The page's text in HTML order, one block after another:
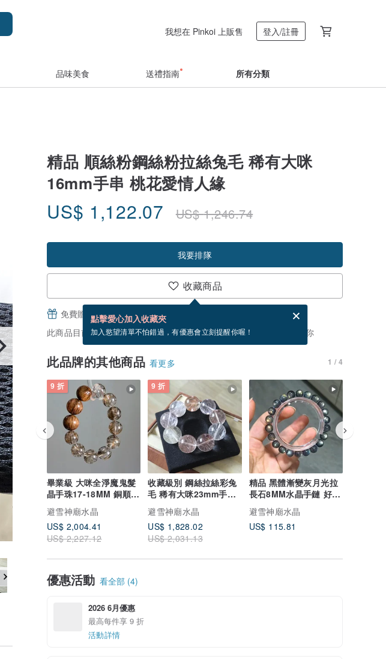
我想在 Pinkoi 上販售 登入/註冊
品味美食 送禮指南 所有分類
精品 順絲粉鋼絲粉拉絲兔毛 稀有大咪
16mm手串 桃花愛情人緣
US$ 1,122.07 US$1,246.74
我要排隊
收藏商品
點擊愛心加入收藏夾
加入慾望清單不怕錯過，有優惠會立刻提醒你喔！
免費贈送電子賀卡，結帳完成後填寫
此商品目前沒現貨，你可以按「我要排隊」，當有貨會主動發信通知你
此品牌的其他商品 看更多 1 / 4
9 折
畢業級 大咪全淨魔鬼髮
晶手珠17-18MM 銅順髮
正財事業氣場
避雪神廟水晶
US$ 2,004.41
US$ 2,227.12
9 折
收藏級別 鋼絲拉絲彩兔
毛 稀有大咪23mm手串
桃花愛情人緣財運全
避雪神廟水晶
US$ 1,828.02
US$ 2,031.13
精品 黑體漸變灰月光拉
長石8MM水晶手鏈 好人
緣愛情正緣
避雪神廟水晶
US$ 115.81
優惠活動 看全部 (4)
2026 6月優惠
最高每件享 9 折
活動詳情